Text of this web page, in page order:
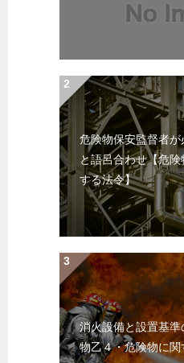
危険物保安監督者
と語呂合わせ【危
する法令】
消火設備と設置基
物乙４・危険物に関